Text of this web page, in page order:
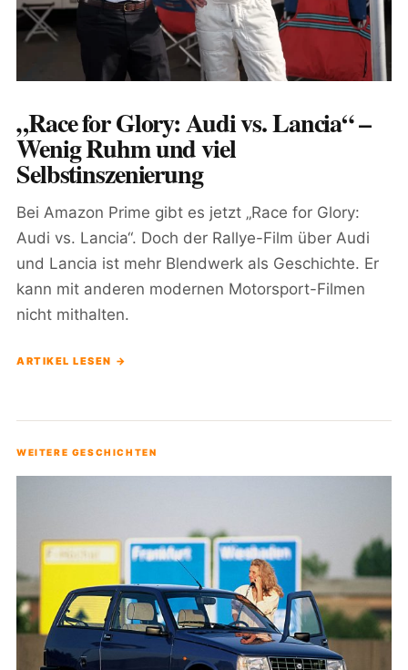
„Race for Glory: Audi vs. Lancia“ –
Wenig Ruhm und viel
Selbstinszenierung
Bei Amazon Prime gibt es jetzt „Race for Glory:
Audi vs. Lancia“. Doch der Rallye-Film über Audi
und Lancia ist mehr Blendwerk als Geschichte. Er
kann mit anderen modernen Motorsport-Filmen
nicht mithalten.
ARTIKEL LESEN →
WEITERE GESCHICHTEN